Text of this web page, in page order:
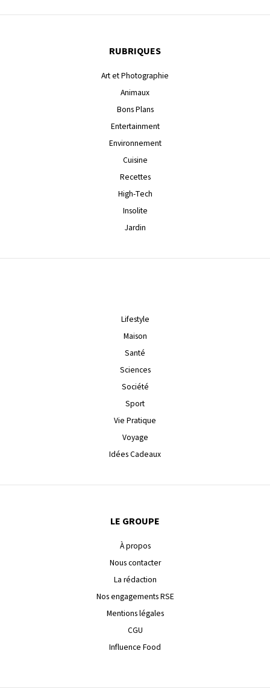
RUBRIQUES
Art et Photographie
Animaux
Bons Plans
Entertainment
Environnement
Cuisine
Recettes
High-Tech
Insolite
Jardin
Lifestyle
Maison
Santé
Sciences
Société
Sport
Vie Pratique
Voyage
Idées Cadeaux
LE GROUPE
À propos
Nous contacter
La rédaction
Nos engagements RSE
Mentions légales
CGU
Influence Food